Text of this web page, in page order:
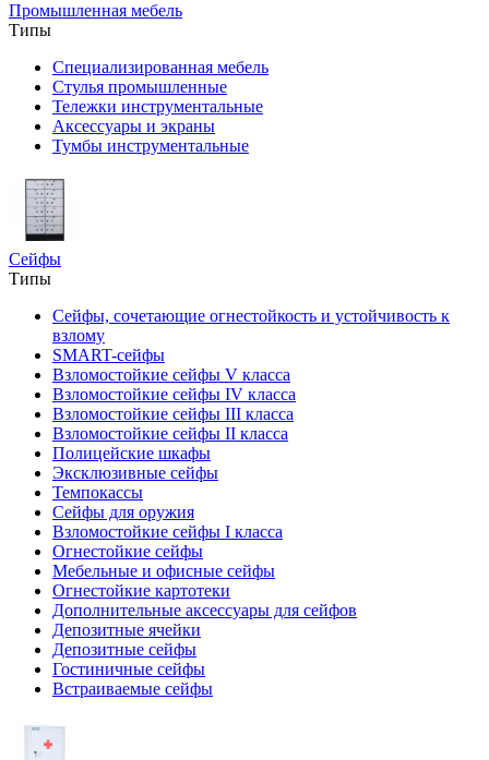
Промышленная мебель
Типы
Специализированная мебель
Стулья промышленные
Тележки инструментальные
Аксессуары и экраны
Тумбы инструментальные
Сейфы
Типы
Сейфы, сочетающие огнестойкость и устойчивость к
взлому
SMART-сейфы
Взломостойкие сейфы V класса
Взломостойкие сейфы IV класса
Взломостойкие сейфы III класса
Взломостойкие сейфы II класса
Полицейские шкафы
Эксклюзивные сейфы
Темпокассы
Сейфы для оружия
Взломостойкие сейфы I класса
Огнестойкие сейфы
Мебельные и офисные сейфы
Огнестойкие картотеки
Дополнительные аксессуары для сейфов
Депозитные ячейки
Депозитные сейфы
Гостиничные сейфы
Встраиваемые сейфы